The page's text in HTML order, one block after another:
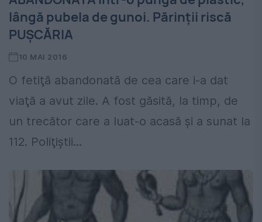
lângă pubela de gunoi. Părinţii riscă
PUŞCĂRIA
10 MAI 2016
O fetiţă abandonată de cea care i-a dat
viaţă a avut zile. A fost găsită, la timp, de
un trecător care a luat-o acasă şi a sunat la
112. Poliţiştii...